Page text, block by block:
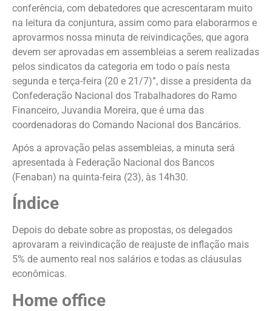
conferência, com debatedores que acrescentaram muito
na leitura da conjuntura, assim como para elaborarmos e
aprovarmos nossa minuta de reivindicações, que agora
devem ser aprovadas em assembleias a serem realizadas
pelos sindicatos da categoria em todo o país nesta
segunda e terça-feira (20 e 21/7)”, disse a presidenta da
Confederação Nacional dos Trabalhadores do Ramo
Financeiro, Juvandia Moreira, que é uma das
coordenadoras do Comando Nacional dos Bancários.
Após a aprovação pelas assembleias, a minuta será
apresentada à Federação Nacional dos Bancos
(Fenaban) na quinta-feira (23), às 14h30.
Índice
Depois do debate sobre as propostas, os delegados
aprovaram a reivindicação de reajuste de inflação mais
5% de aumento real nos salários e todas as cláusulas
econômicas.
Home office